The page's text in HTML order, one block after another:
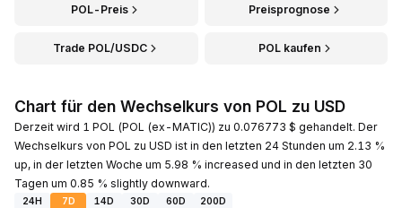
POL-Preis Preisprognose
Trade POL/USDC POL kaufen
Chart für den Wechselkurs von POL zu USD
Derzeit wird 1 POL (POL (ex-MATIC)) zu 0.076773 $ gehandelt. Der
Wechselkurs von POL zu USD ist in den letzten 24 Stunden um 2.13 %
up, in der letzten Woche um 5.98 % increased und in den letzten 30
Tagen um 0.85 % slightly downward.
24H 7D 14D 30D 60D
200D